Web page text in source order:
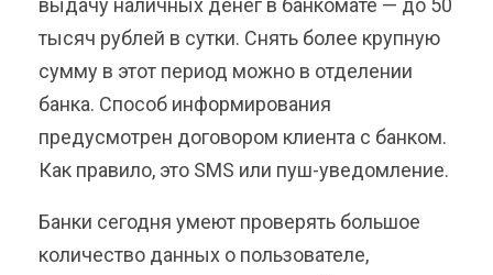
выдачу наличных денег в банкомате — до 50
тысяч рублей в сутки. Снять более крупную
сумму в этот период можно в отделении
банка. Способ информирования
предусмотрен договором клиента с банком.
Как правило, это SMS или пуш-уведомление.
Банки сегодня умеют проверять большое
количество данных о пользователе,